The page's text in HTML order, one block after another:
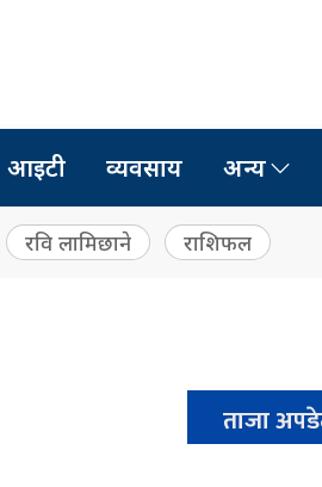
आइटी व्यवसाय अन्य
रवि लामिछाने राशिफल
ताजा